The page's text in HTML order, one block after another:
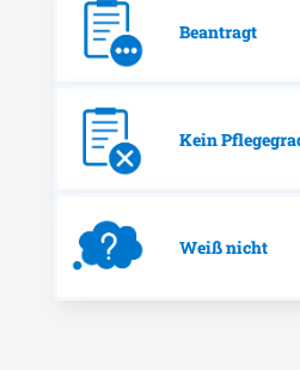
Beantragt
Kein
Weiß nicht